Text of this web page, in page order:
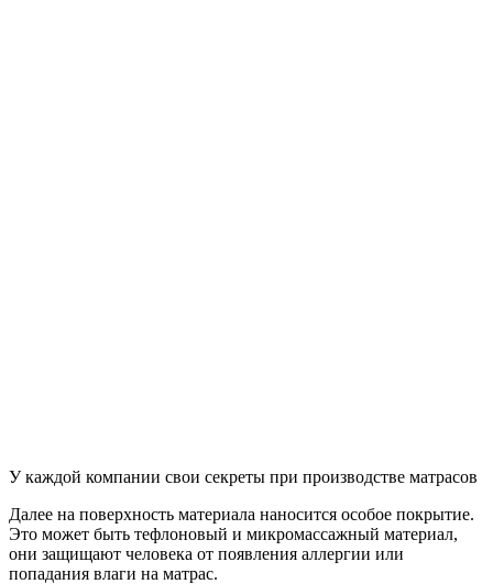
У каждой компании свои секреты при производстве матрасов
Далее на поверхность материала наносится особое покрытие.
Это может быть тефлоновый и микромассажный материал,
они защищают человека от появления аллергии или
попадания влаги на матрас.